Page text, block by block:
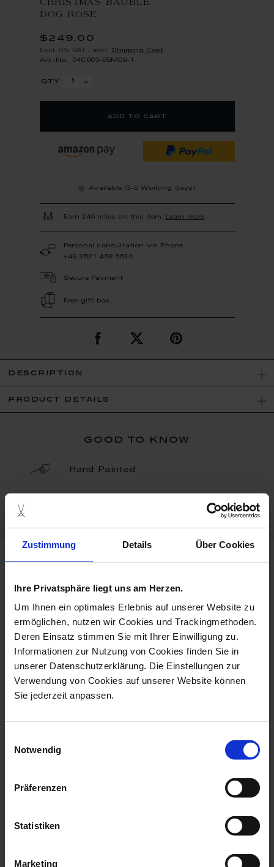
Zustimmung Details Über Cookies
Ihre Privatsphäre liegt uns am Herzen.
Um Ihnen ein optimales Erlebnis auf unserer Website zu
ermöglichen, nutzen wir Cookies und Trackingmethoden.
Deren Einsatz stimmen Sie mit Ihrer Einwilligung zu.
Informationen zur Nutzung von Cookies finden Sie in
unserer Datenschutzerklärung. Die Einstellungen zur
Verwendung von Cookies auf unserer Website können
Sie jederzeit anpassen.
Notwendig
Präferenzen
Statistiken
Marketing
CHRISTMAS BAUBLE
DOG ROSE
$249.00
Excl. 0% VAT excl. Shipping Cost
Art.-No.: 04C003-55M09-1
qty
add to cart
Available (3-5 Working days)
Earn 249 miles on this item. Learn more
Personal consultation via Phone
+49 3521 468 6630
Secure Payment
Free gift box
description
product details
good to know
Hand Painted
more products from the tree
Bell, Holly, Coloured And
$343.00
Ornament, Guardian
we think you’ll like these